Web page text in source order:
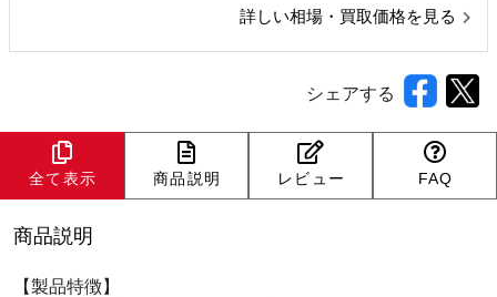
詳しい相場・買取価格を見る
シェアする
全て表示 商品説明 レビュー FAQ
商品説明
【製品特徴】